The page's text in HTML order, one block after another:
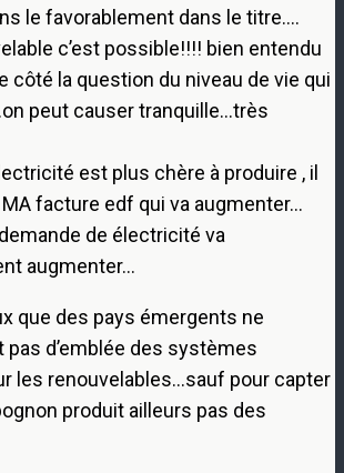
le favorablement dans le titre….
c’est possible!!!! bien entendu
côté la question du niveau de vie qui
peut causer tranquille…très
est plus chère à produire , il
MA facture edf qui va augmenter…
de électricité va
augmenter…
que des pays émergents ne
d’emblée des systèmes
les renouvelables…sauf pour capter
produit ailleurs pas des